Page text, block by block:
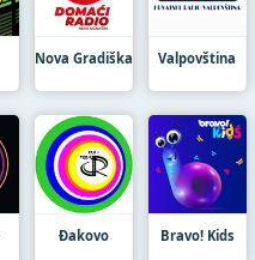
Nova Gradiška Valpovština
Đakovo Bravo! Kids